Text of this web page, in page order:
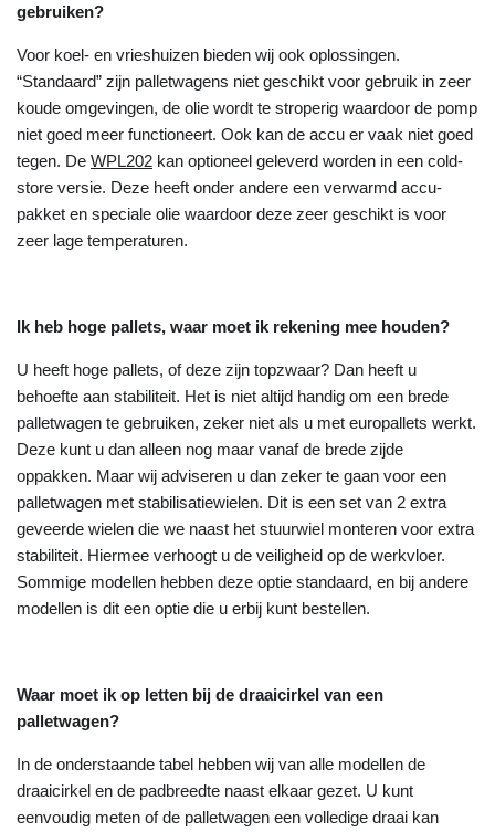
gebruiken?
Voor koel- en vrieshuizen bieden wij ook oplossingen.
“Standaard” zijn palletwagens niet geschikt voor gebruik in zeer
koude omgevingen, de olie wordt te stroperig waardoor de pomp
niet goed meer functioneert. Ook kan de accu er vaak niet goed
tegen. De WPL202 kan optioneel geleverd worden in een cold-
store versie. Deze heeft onder andere een verwarmd accu-
pakket en speciale olie waardoor deze zeer geschikt is voor
zeer lage temperaturen.
Ik heb hoge pallets, waar moet ik rekening mee houden?
U heeft hoge pallets, of deze zijn topzwaar? Dan heeft u
behoefte aan stabiliteit. Het is niet altijd handig om een brede
palletwagen te gebruiken, zeker niet als u met europallets werkt.
Deze kunt u dan alleen nog maar vanaf de brede zijde
oppakken. Maar wij adviseren u dan zeker te gaan voor een
palletwagen met stabilisatiewielen. Dit is een set van 2 extra
geveerde wielen die we naast het stuurwiel monteren voor extra
stabiliteit. Hiermee verhoogt u de veiligheid op de werkvloer.
Sommige modellen hebben deze optie standaard, en bij andere
modellen is dit een optie die u erbij kunt bestellen.
Waar moet ik op letten bij de draaicirkel van een
palletwagen?
In de onderstaande tabel hebben wij van alle modellen de
draaicirkel en de padbreedte naast elkaar gezet. U kunt
eenvoudig meten of de palletwagen een volledige draai kan